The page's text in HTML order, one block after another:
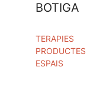
BOTIGA
TERAPIES
PRODUCTES
ESPAIS